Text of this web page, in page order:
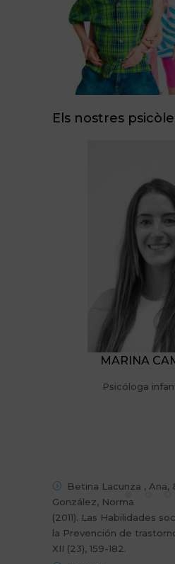
Els nostres
MARINA
Psicóloga
Betina Lacunza , Ana,
González, Norma
(2011). Las Habilidades
la Prevención de
XII (23), 159-182.